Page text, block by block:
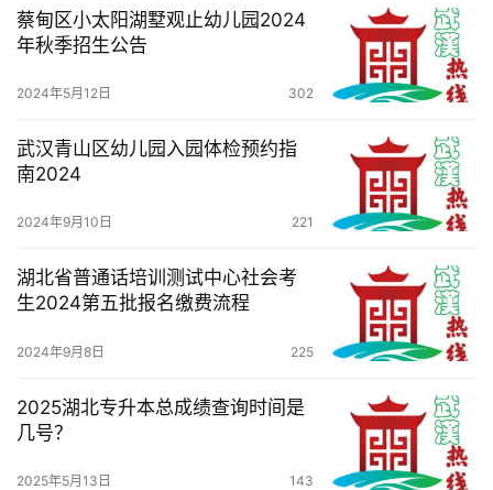
蔡甸区小太阳湖墅观止幼儿园2024
年秋季招生公告
2024年5月12日 302
武汉青山区幼儿园入园体检预约指
南2024
2024年9月10日 221
湖北省普通话培训测试中心社会考
生2024第五批报名缴费流程
2024年9月8日 225
2025湖北专升本总成绩查询时间是
几号？
2025年5月13日 143